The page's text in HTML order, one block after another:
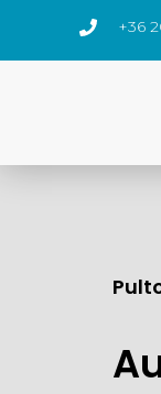
+36